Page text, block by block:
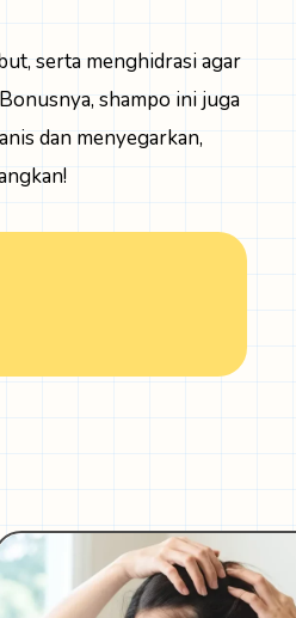
serta menghidrasi agar
shampo ini juga
dan menyegarkan,